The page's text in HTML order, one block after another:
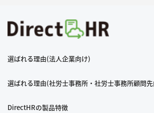
選ばれる理由(法人企業向け)
選ばれる理由(社労士事務所・社労士事務所顧問
DirectHRの製品特徴